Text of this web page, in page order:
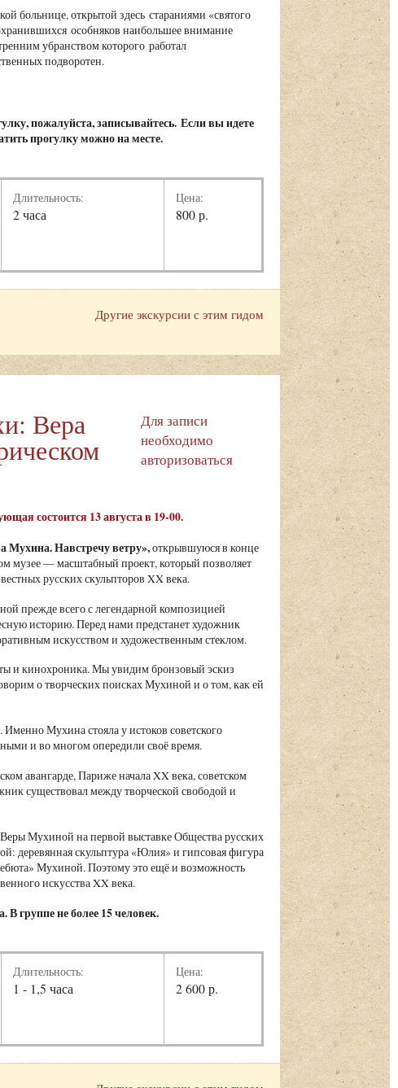
больнице, открытой здесь стараниями «святого
особняков наибольшее внимание
убранством которого работал
подворотен.
пожалуйста, записывайтесь. Если вы идете
прогулку можно на месте.
Длительность:
2 часа
Цена:
800 р.
Другие экскурсии с этим гидом
Вера
Для записи
необходимо
авторизоваться
состоится 13 августа в 19-00.
Мухина. Навстречу ветру»,открывшуюся в конце
музее — масштабный проект, который позволяет
русских скульпторов XX века.
прежде всего с легендарной композицией
историю. Перед нами предстанет художник
искусством и художественным стеклом.
и кинохроника. Мы увидим бронзовый эскиз
о творческих поисках Мухиной и о том, как ей
Именно Мухина стояла у истоков советского
и во многом опередили своё время.
авангарде, Париже начала XX века, советском
существовал между творческой свободой и
Веры Мухиной на первой выставке Общества русских
деревянная скульптура «Юлия» и гипсовая фигура
Мухиной. Поэтому это ещё и возможность
искусства XX века.
группе не более 15 человек.
Длительность:
1 - 1,5 часа
Цена:
2 600 р.